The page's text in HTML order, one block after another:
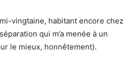
vingtaine, habitant encore chez
qui m’a menée à un
le mieux, honnêtement).